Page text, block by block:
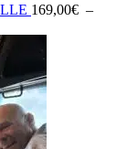
169,00€ –